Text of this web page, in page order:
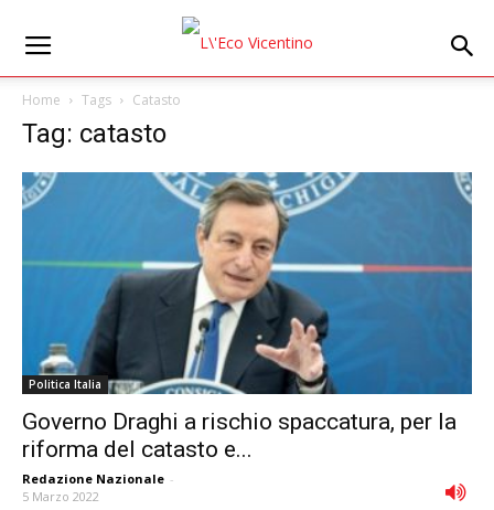
Home Tags Catasto
Tag: catasto
Politica Italia
Governo Draghi a rischio spaccatura, per la
riforma del catasto e...
Redazione Nazionale -
5 Marzo 2022